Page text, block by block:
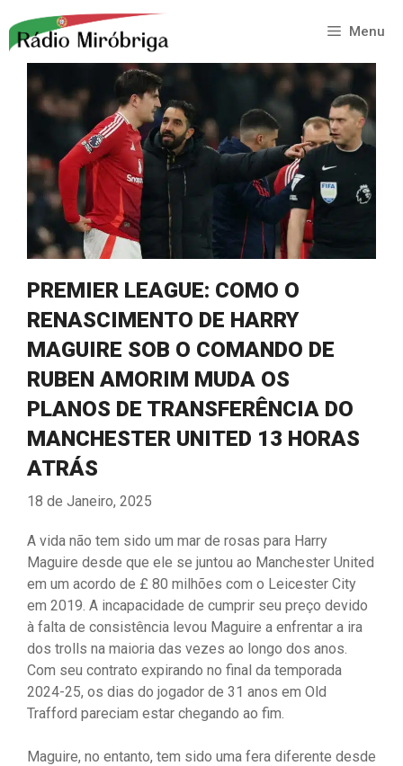
para
conteúdo
Menu
PREMIER LEAGUE: COMO O
RENASCIMENTO DE HARRY
MAGUIRE SOB O COMANDO DE
RUBEN AMORIM MUDA OS
PLANOS DE TRANSFERÊNCIA DO
MANCHESTER UNITED 13 HORAS
ATRÁS
18 de Janeiro, 2025
A vida não tem sido um mar de rosas para Harry
Maguire desde que ele se juntou ao Manchester United
em um acordo de £ 80 milhões com o Leicester City
em 2019. A incapacidade de cumprir seu preço devido
à falta de consistência levou Maguire a enfrentar a ira
dos trolls na maioria das vezes ao longo dos anos.
Com seu contrato expirando no final da temporada
2024-25, os dias do jogador de 31 anos em Old
Trafford pareciam estar chegando ao fim.
Maguire, no entanto, tem sido uma fera diferente desde